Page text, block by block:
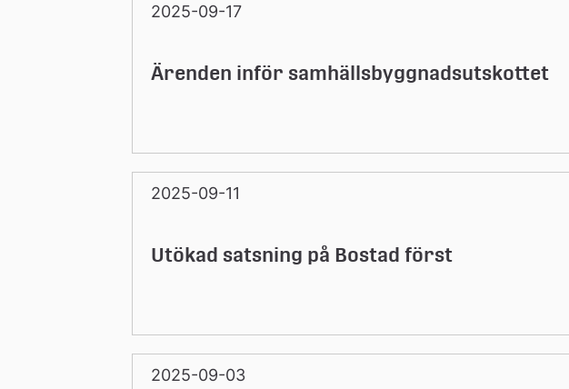
2025-09-17
Ärenden inför samhällsbyggnadsutskottet
2025-09-11
Utökad satsning på Bostad först
2025-09-03